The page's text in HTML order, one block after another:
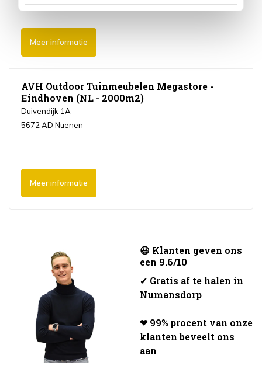
Meer informatie
AVH Outdoor Tuinmeubelen Megastore -
Eindhoven (NL - 2000m2)
Duivendijk 1A
5672 AD Nuenen
Meer informatie
😃 Klanten geven ons
een 9.6/10
✔ Gratis af te halen in
Numansdorp
❤ 99% procent van onze
klanten beveelt ons
aan